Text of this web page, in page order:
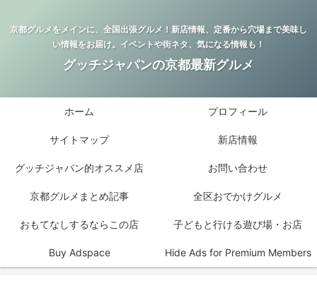
京都グルメをメインに、全国出張グルメ！新店情報、定番から穴場まで美味し
い情報をお届け。イベントや街ネタ、気になる情報も！
グッチジャパンの京都最新グルメ
ホーム プロフィール
サイトマップ 新店情報
グッチジャパン的オススメ店 お問い合わせ
京都グルメまとめ記事 全区おでかけグルメ
おもてなしするならこの店 子どもと行ける遊び場・お店
Buy Adspace Hide Ads for Premium Members